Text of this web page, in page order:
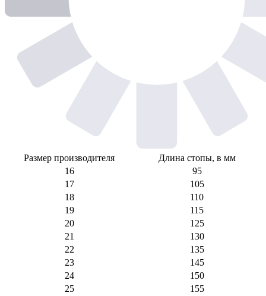
Размер производителя
Длина стопы, в мм
16
95
17
105
18
110
19
115
20
125
21
130
22
135
23
145
24
150
25
155